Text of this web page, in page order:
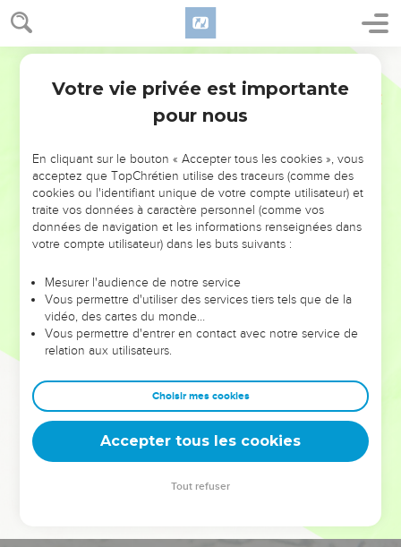
NE MANQUEZ PAS L’ÉVÉNEMENT
DE L’ANNÉE !
ET SI LEURS ERREURS POUVAIENT VOUS ÉVITER LES
VOTRES ?
leur foi ou leur vision. Mais on voit moins les doutes, les erreurs
et les saisons difficiles qu'ils ont traversés, alors même que ce
sont elles qui les ont façonnés.
Dans cette conférence, leaders, entrepreneurs, et responsables
clés pour avancer avec plus de sagesse afin que leurs erreurs
deviennent vos tremplins. Que vous guidiez un ministère, une
équipe, un groupe ou une famille, leur expérience est faite
Votre vie privée est importante
pour nous
En cliquant sur le bouton « Accepter tous les cookies », vous
acceptez que TopChrétien utilise des traceurs (comme des
cookies ou l'identifiant unique de votre compte utilisateur) et
traite vos données à caractère personnel (comme vos
données de navigation et les informations renseignées dans
votre compte utilisateur) dans les buts suivants :
Mesurer l'audience de notre service
Vous permettre d'utiliser des services tiers tels que de la
vidéo, des cartes du monde…
Vous permettre d'entrer en contact avec notre service de
relation aux utilisateurs.
Choisir mes cookies
Accepter tous les cookies
Tout refuser